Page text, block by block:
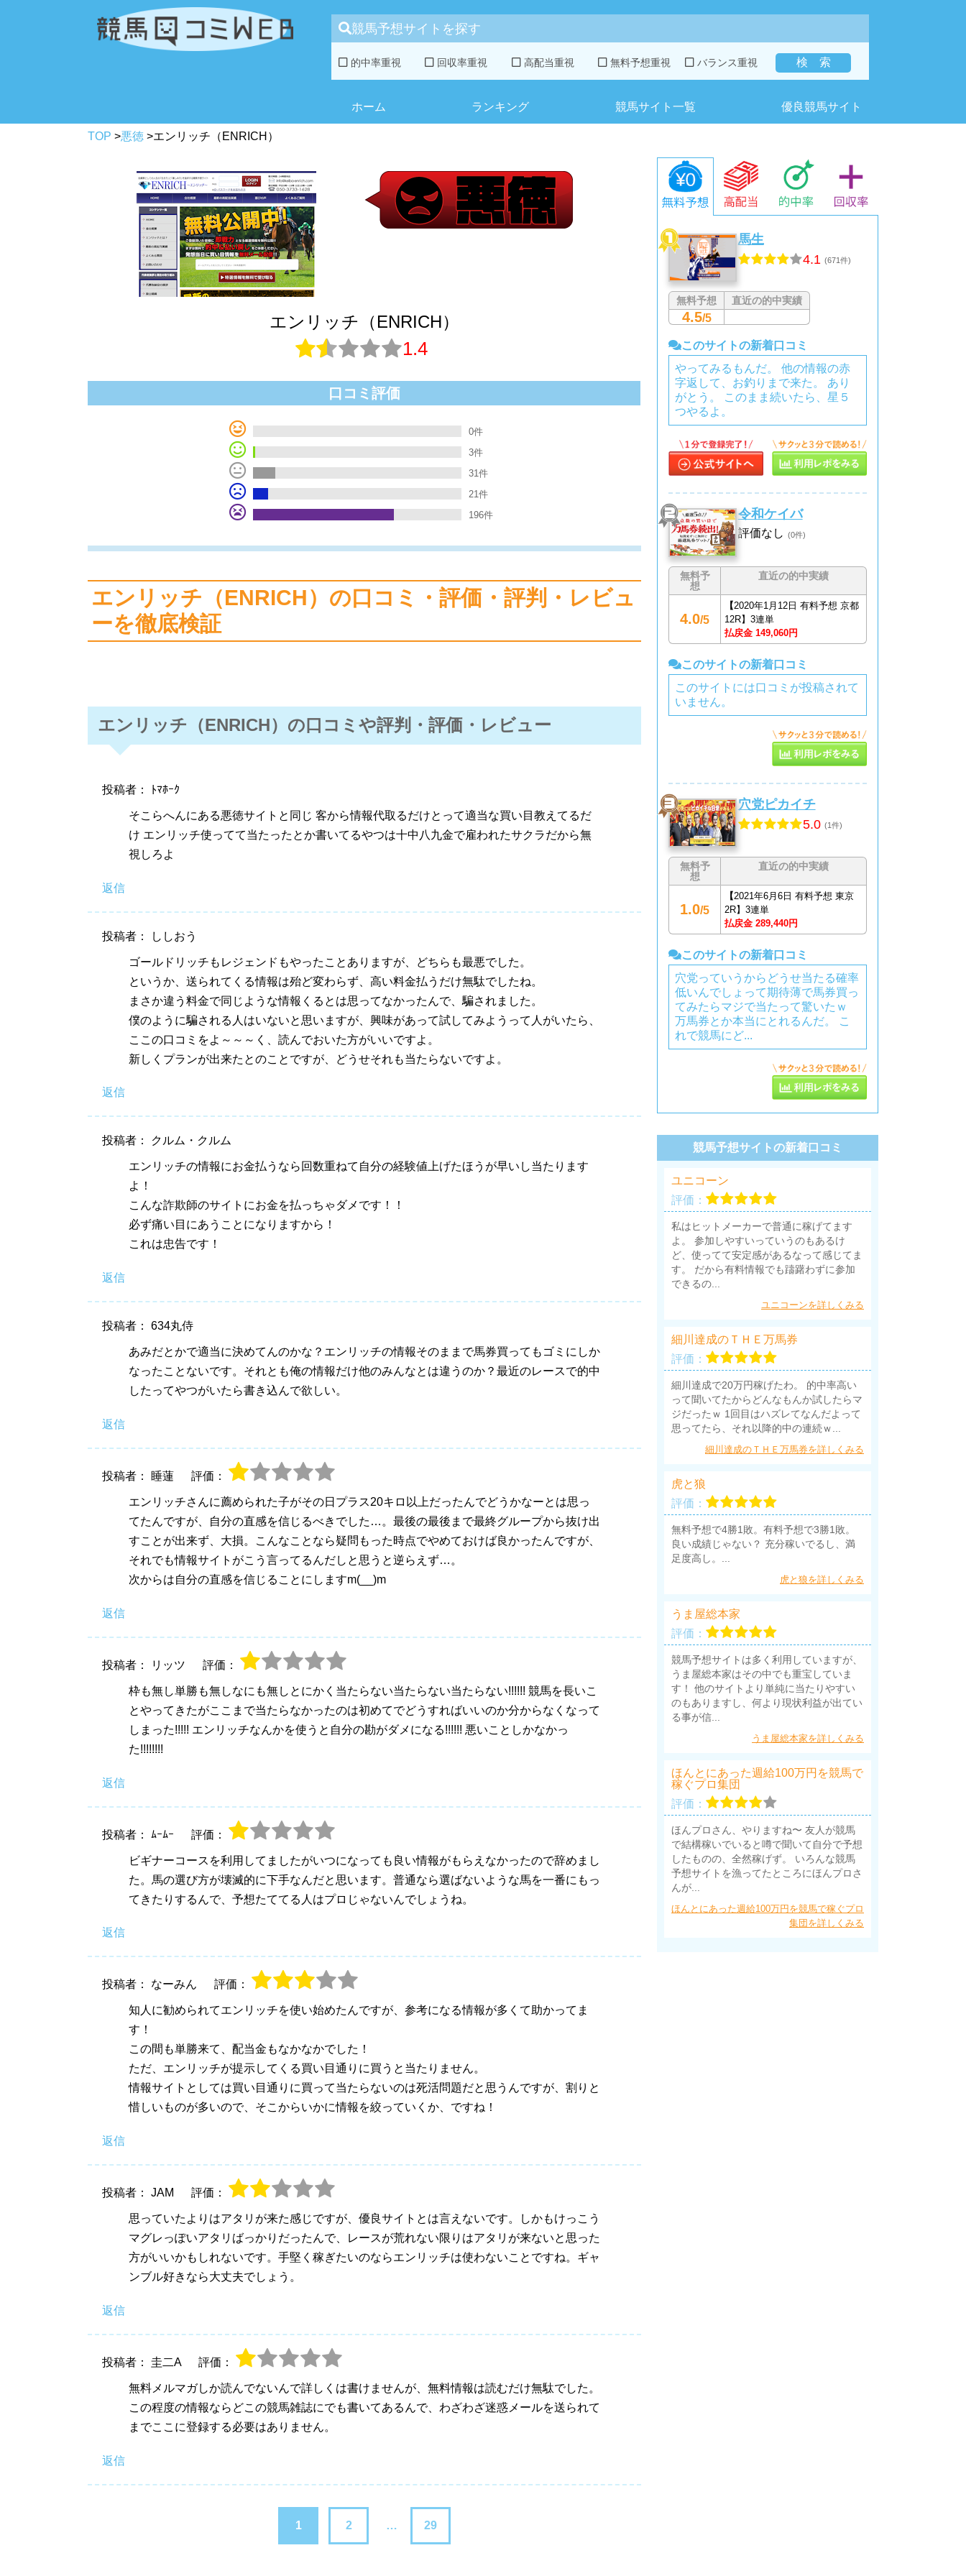
競馬予想サイトを探す
的中率重視 回収率重視 高配当重視 無料予想重視 バランス重視
ホーム ランキング 競馬サイト一覧 優良競馬サイト
TOP >悪徳 >エンリッチ（ENRICH）
エンリッチ（ENRICH）
1.4
口コミ評価
0件
3件
31件
21件
196件
エンリッチ（ENRICH）の口コミ・評価・評判・レビュ
ーを徹底検証
エンリッチ（ENRICH）の口コミや評判・評価・レビュー
投稿者： ﾄﾏﾎｰｸ
そこらへんにある悪徳サイトと同じ 客から情報代取るだけとって適当な買い目教えてるだ
け エンリッチ使ってて当たったとか書いてるやつは十中八九金で雇われたサクラだから無
視しろよ
返信
投稿者： ししおう
ゴールドリッチもレジェンドもやったことありますが、どちらも最悪でした。
というか、送られてくる情報は殆ど変わらず、高い料金払うだけ無駄でしたね。
まさか違う料金で同じような情報くるとは思ってなかったんで、騙されました。
僕のように騙される人はいないと思いますが、興味があって試してみようって人がいたら、
ここの口コミをよ～～～く、読んでおいた方がいいですよ。
新しくプランが出来たとのことですが、どうせそれも当たらないですよ。
返信
投稿者： クルム・クルム
エンリッチの情報にお金払うなら回数重ねて自分の経験値上げたほうが早いし当たります
よ！
こんな詐欺師のサイトにお金を払っちゃダメです！！
必ず痛い目にあうことになりますから！
これは忠告です！
返信
投稿者： 634丸侍
あみだとかで適当に決めてんのかな？エンリッチの情報そのままで馬券買ってもゴミにしか
なったことないです。それとも俺の情報だけ他のみんなとは違うのか？最近のレースで的中
したってやつがいたら書き込んで欲しい。
返信
投稿者： 睡蓮 評価：
エンリッチさんに薦められた子がその日プラス20キロ以上だったんでどうかなーとは思っ
てたんですが、自分の直感を信じるべきでした…。最後の最後まで最終グループから抜け出
すことが出来ず、大損。こんなことなら疑問もった時点でやめておけば良かったんですが、
それでも情報サイトがこう言ってるんだしと思うと逆らえず…。
次からは自分の直感を信じることにしますm(__)m
返信
投稿者： リッツ 評価：
枠も無し単勝も無しなにも無しとにかく当たらない当たらない当たらない!!!!!! 競馬を長いこ
とやってきたがここまで当たらなかったのは初めてでどうすればいいのか分からなくなって
しまった!!!!! エンリッチなんかを使うと自分の勘がダメになる!!!!!! 悪いことしかなかっ
た!!!!!!!!
返信
投稿者： ﾑｰﾑｰ 評価：
ビギナーコースを利用してましたがいつになっても良い情報がもらえなかったので辞めまし
た。馬の選び方が壊滅的に下手なんだと思います。普通なら選ばないような馬を一番にもっ
てきたりするんで、予想たててる人はプロじゃないんでしょうね。
返信
投稿者： なーみん 評価：
知人に勧められてエンリッチを使い始めたんですが、参考になる情報が多くて助かってま
す！
この間も単勝来て、配当金もなかなかでした！
ただ、エンリッチが提示してくる買い目通りに買うと当たりません。
情報サイトとしては買い目通りに買って当たらないのは死活問題だと思うんですが、割りと
惜しいものが多いので、そこからいかに情報を絞っていくか、ですね！
返信
投稿者： JAM 評価：
思っていたよりはアタリが来た感じですが、優良サイトとは言えないです。しかもけっこう
マグレっぽいアタリばっかりだったんで、レースが荒れない限りはアタリが来ないと思った
方がいいかもしれないです。手堅く稼ぎたいのならエンリッチは使わないことですね。ギャ
ンブル好きなら大丈夫でしょう。
返信
投稿者： 圭二A 評価：
無料メルマガしか読んでないんで詳しくは書けませんが、無料情報は読むだけ無駄でした。
この程度の情報ならどこの競馬雑誌にでも書いてあるんで、わざわざ迷惑メールを送られて
までここに登録する必要はありません。
返信
1 2 … 29
馬生
4.1 (671件)
無料予想 直近の的中実績
4.5/5
このサイトの新着口コミ
やってみるもんだ。 他の情報の赤
字返して、お釣りまで来た。 あり
がとう。 このまま続いたら、星５
つやるよ。
令和ケイバ
評価なし (0件)
無料予
想
直近の的中実績
4.0/5
【2020年1月12日 有料予想 京都
12R】3連単
払戻金 149,060円
このサイトの新着口コミ
このサイトには口コミが投稿されて
いません。
穴党ピカイチ
5.0 (1件)
無料予
想
直近の的中実績
1.0/5
【2021年6月6日 有料予想 東京
2R】3連単
払戻金 289,440円
このサイトの新着口コミ
穴党っていうからどうせ当たる確率
低いんでしょって期待薄で馬券買っ
てみたらマジで当たって驚いたｗ
万馬券とか本当にとれるんだ。 こ
れで競馬にど...
競馬予想サイトの新着口コミ
ユニコーン
評価：
私はヒットメーカーで普通に稼げてます
よ。 参加しやすいっていうのもあるけ
ど、使ってて安定感があるなって感じてま
す。 だから有料情報でも躊躇わずに参加
できるの...
ユニコーンを詳しくみる
細川達成のＴＨＥ万馬券
評価：
細川達成で20万円稼げたわ。 的中率高い
って聞いてたからどんなもんか試したらマ
ジだったｗ 1回目はハズレてなんだよって
思ってたら、それ以降的中の連続ｗ...
細川達成のＴＨＥ万馬券を詳しくみる
虎と狼
評価：
無料予想で4勝1敗。有料予想で3勝1敗。
良い成績じゃない？ 充分稼いでるし、満
足度高し。...
虎と狼を詳しくみる
うま屋総本家
評価：
競馬予想サイトは多く利用していますが、
うま屋総本家はその中でも重宝していま
す！ 他のサイトより単純に当たりやすい
のもありますし、何より現状利益が出てい
る事が信...
うま屋総本家を詳しくみる
ほんとにあった週給100万円を競馬で
稼ぐプロ集団
評価：
ほんプロさん、やりますね〜 友人が競馬
で結構稼いでいると噂で聞いて自分で予想
したものの、全然稼げず。 いろんな競馬
予想サイトを漁ってたところにほんプロさ
んが...
ほんとにあった週給100万円を競馬で稼ぐプロ
集団を詳しくみる